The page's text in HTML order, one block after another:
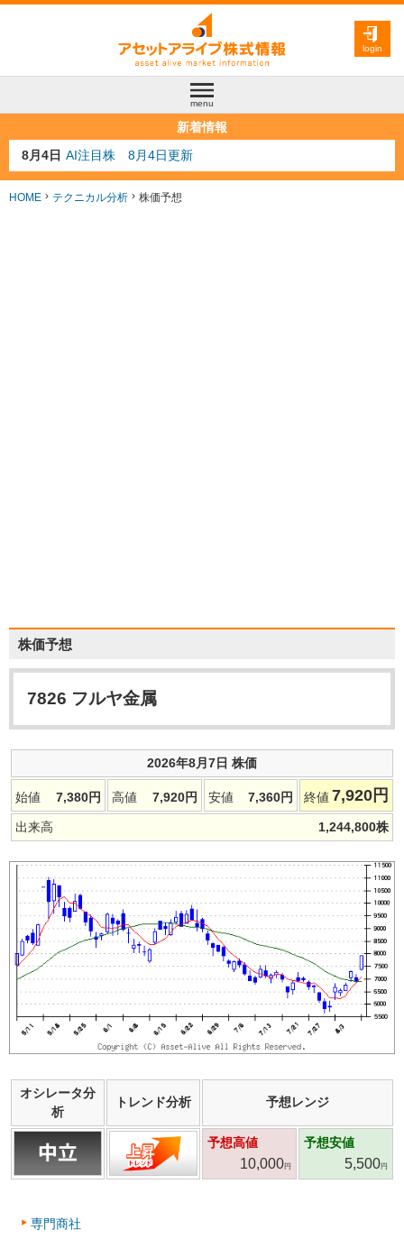
login
menu
新着情報
8月3日 人気業種注目株 8月3日更新
8月2日 金融注目株 8月2日更新
7月29日 日経225シグナル点灯
HOME テクニカル分析 株価予想
株価予想
7826 フルヤ金属
2026年8月7日 株価
始値 7,380円 高値 7,920円 安値 7,360円 終値 7,920 円
出来高 1,244,800株
オシレータ分
析
トレンド分析 予想レンジ
予想高値
10,000円
予想安値
5,500円
専門商社